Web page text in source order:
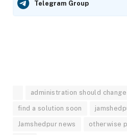
Telegram Group
administration should
find a solution soon
Jamshedpur news otherwise